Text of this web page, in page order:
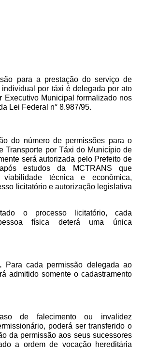
para a prestação do serviço de
individual por táxi é delegada por ato
Executivo Municipal formalizado nos
Lei Federal n° 8.987/95.
do número de permissões para o
Transporte por Táxi do Município de
será autorizada pelo Prefeito de
após estudos da MCTRANS
que
viabilidade técnica e
econômica,
licitatório e autorização legislativa
o processo licitatório,
cada
física deterá uma
única
Para cada permissão delegada ao
admitido somente o cadastramento
de falecimento ou
invalidez
poderá ser transferido o
da permissão aos seus sucessores
a ordem de vocação
hereditária